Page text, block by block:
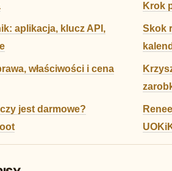
Krok
aplikacja, klucz API,
Skok
właściwości i cena
jest darmowe?